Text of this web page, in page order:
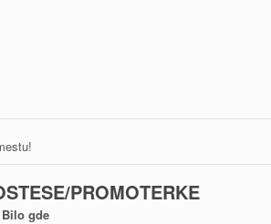
PROMOTERKE
Bilo gde